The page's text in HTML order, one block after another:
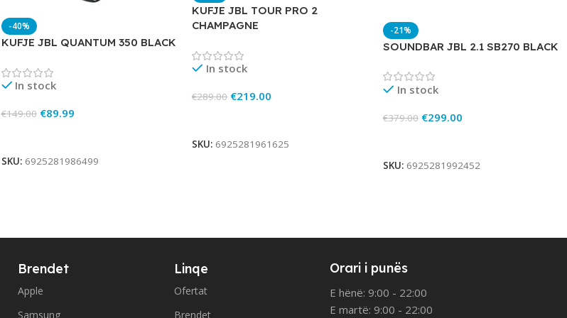
-40%
KUFJE JBL QUANTUM 350 BLACK
In stock
€149.00 €89.99
SKU: 6925281986499
KUFJE JBL TOUR PRO 2
CHAMPAGNE
In stock
€289.00 €219.00
SKU: 6925281961625
-21%
SOUNDBAR JBL 2.1 SB270 BLACK
In stock
€379.00 €299.00
SKU: 6925281992452
Brendet
Apple
Samsung
Linqe
Ofertat
Brendet
Orari i punës
E hënë: 9:00 - 22:00
E martë: 9:00 - 22:00